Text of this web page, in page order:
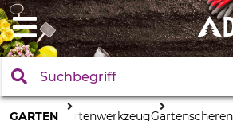
GARTEN GartenwerkzeugGartenscheren